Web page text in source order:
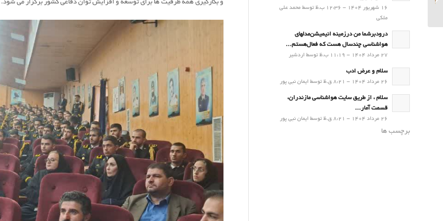
و بكارگیری همه ظرفیت ها برای توسعه و افزایش توان دفاعی كشور برگزار می شود.
16 شهریور 1404 - 12:36 ب.ظ توسط محمد علی
ملکی
درودبرشما من درزمینه انیمیشن‌مدلهای
هواشناسی چندسال هست که فعال‌هستم...
27 مرداد 1404 - 11:19 ب.ظ توسط اردشیر
سلام و عرض ادب
26 مرداد 1404 - 8:21 ق.ظ توسط ایمان نبی پور
سلام ، از طریق سایت هواشناسی مازندران،
قسمت آمار...
26 مرداد 1404 - 8:21 ق.ظ توسط ایمان نبی پور
برچسب ها
کشاورزی (16 آبان۱۴۰۳)